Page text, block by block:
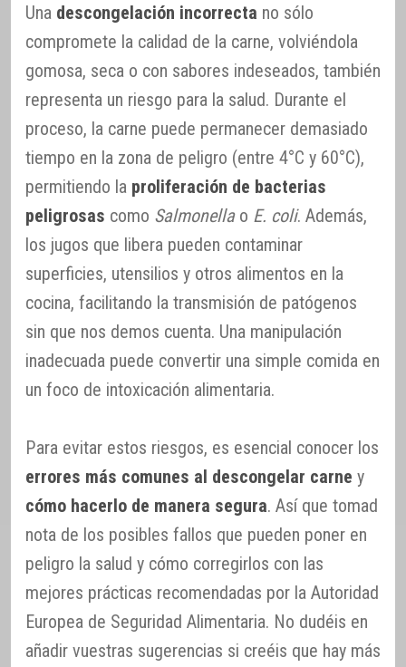
Una descongelación incorrecta no sólo
compromete la calidad de la carne, volviéndola
gomosa, seca o con sabores indeseados, también
representa un riesgo para la salud. Durante el
proceso, la carne puede permanecer demasiado
tiempo en la zona de peligro (entre 4°C y 60°C),
permitiendo la proliferación de bacterias
peligrosas como Salmonellao E. coli. Además,
los jugos que libera pueden contaminar
superficies, utensilios y otros alimentos en la
cocina, facilitando la transmisión de patógenos
sin que nos demos cuenta. Una manipulación
inadecuada puede convertir una simple comida en
un foco de intoxicación alimentaria.
Para evitar estos riesgos, es esencial conocer los
errores más comunes al descongelar carne y
cómo hacerlo de manera segura. Así que tomad
nota de los posibles fallos que pueden poner en
peligro la salud y cómo corregirlos con las
mejores prácticas recomendadas por la Autoridad
Europea de Seguridad Alimentaria. No dudéis en
añadir vuestras sugerencias si creéis que hay más